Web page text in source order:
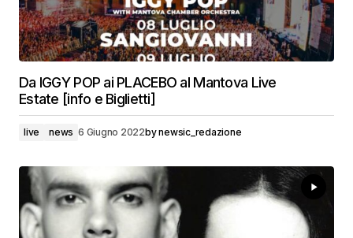
Da IGGY POP ai PLACEBO al Mantova Live
Estate [info e Biglietti]
live news 6 Giugno 2022bynewsic_redazione